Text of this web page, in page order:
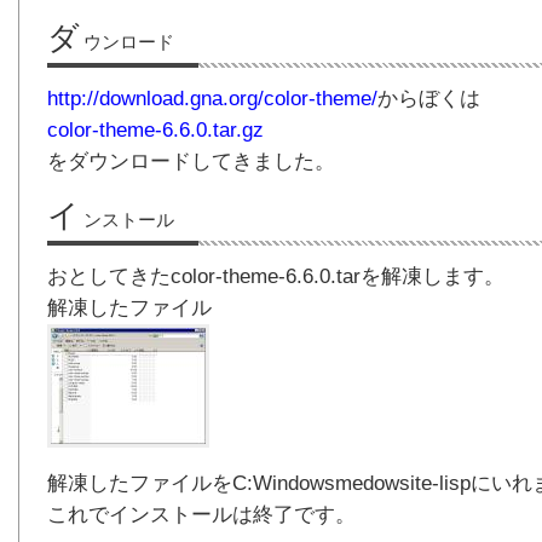
ダ ウンロード
http://download.gna.org/color-theme/からぼくは
color-theme-6.6.0.tar.gz
をダウンロードしてきました。
イ ンストール
おとしてきたcolor-theme-6.6.0.tarを解凍します。
解凍したファイル
解凍したファイルをC:Windowsmedowsite-lispにいれ
これでインストールは終了です。